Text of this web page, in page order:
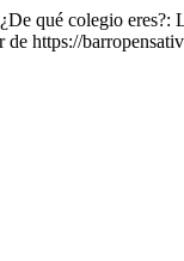
qué colegio eres?:
de https://